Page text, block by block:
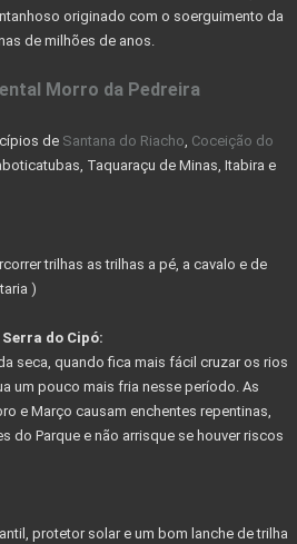
OU TERRENO PARA COMPRAR
Limitada (LLC)
FAMILIAR - CONHEÇA
DE PONTE RIO DAS VELHAS
C/ DOCUMENTAÇÃO DE IMÓVEIS
DO CORRETOR DE IMÓVEIS
DO CIPÓ
COPA DAS CONFEDERAÇÕES
de outono serra do cipó
CIPÓ
originado com o soerguimento da
de milhões de anos.
Morro da Pedreira
de Santana do Riacho, Coceição do
Taquaraçu de Minas, Itabira e
trilhas as trilhas a pé, a cavalo e de
)
do Cipó:
seca, quando fica mais fácil cruzar os rios
um pouco mais fria nesse período. As
e Março causam enchentes repentinas,
do Parque e não arrisque se houver riscos
protetor solar e um bom lanche de trilha